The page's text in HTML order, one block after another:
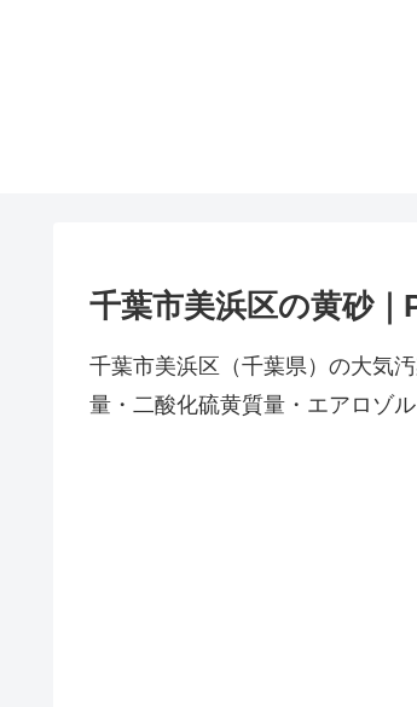
千葉市美浜区の黄砂
千葉市美浜区（千葉県）の大気
量・二酸化硫黄質量・エアロゾル